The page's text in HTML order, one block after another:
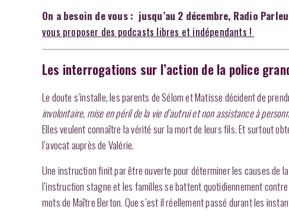
On a besoin de vous : jusqu’au 2 décembre, Radio
vous proposer des podcasts libres et indépendants !
Les interrogations sur l’action de la police
Le doute s’installe, les parents de Sélom et Matisse décident de
involontaire, mise en péril de la vie d’autrui et non assistance à
Elles veulent connaître la vérité sur la mort de leurs fils. Et surtout
l’avocat auprès de Valérie.
Une instruction finit par être ouverte pour déterminer les causes de
l’instruction stagne et les familles se battent quotidiennement
mots de Maître Berton. Que s’est il réellement passé durant les